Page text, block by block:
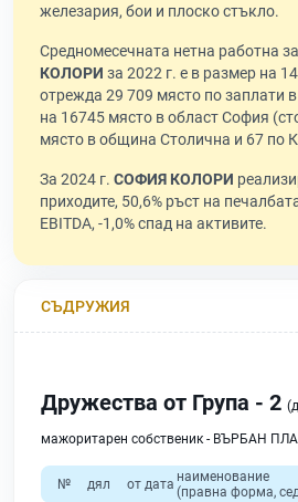
железария, бои и плоско стъкло.
Средномесечната нетна работна
КОЛОРИ за 2022 г. е в размер на
отрежда 29 709 място по заплати
на 16745 място в област София
място в община Столична и 67 по
За 2024 г. СОФИЯ КОЛОРИ
приходите, 50,6% ръст на
EBITDA, -1,0% спад на активите.
СЪДРУЖИЯ
Дружества от Група - 2
мажоритарен собственик - ВЪРБАН
№ дял от дата наименование
(правна форма,